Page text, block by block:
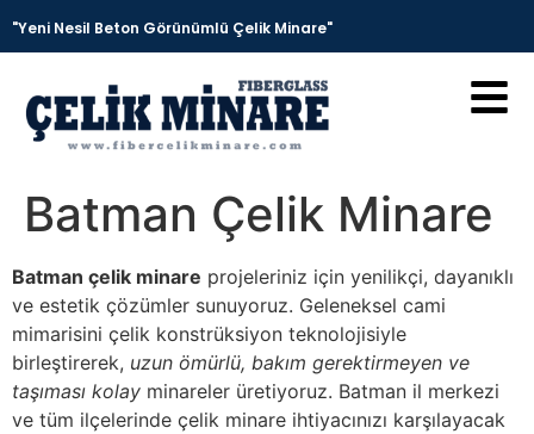
"Yeni Nesil Beton Görünümlü Çelik Minare"
Batman Çelik Minare
Batman çelik minare projeleriniz için yenilikçi, dayanıklı
ve estetik çözümler sunuyoruz. Geleneksel cami
mimarisini çelik konstrüksiyon teknolojisiyle
birleştirerek, uzun ömürlü, bakım gerektirmeyen ve
taşıması kolay minareler üretiyoruz. Batman il merkezi
ve tüm ilçelerinde çelik minare ihtiyacınızı karşılayacak